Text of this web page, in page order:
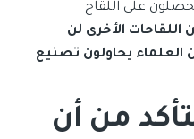
على اللقاح
الأخرى لن
بنسبة 100% لكن العلماء يحاولون تصنيع
من أن